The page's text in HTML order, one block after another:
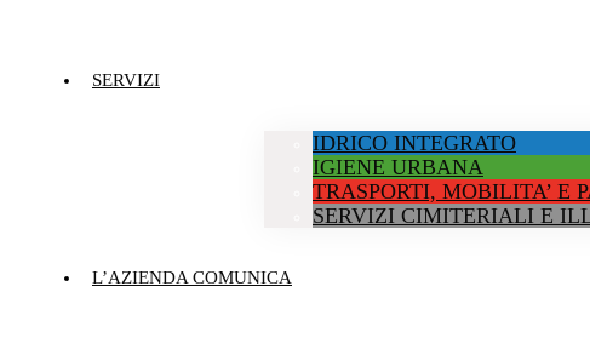
SERVIZI
IDRICO INTEGRATO
IGIENE URBANA
TRASPORTI, MOBILITA’ E
SERVIZI CIMITERIALI E
L’AZIENDA COMUNICA